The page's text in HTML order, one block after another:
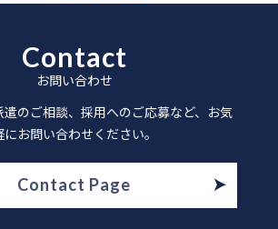
Contact
お問い合わせ
のご相談、採用へのご応募など、お気
にお問い合わせください。
Contact Page